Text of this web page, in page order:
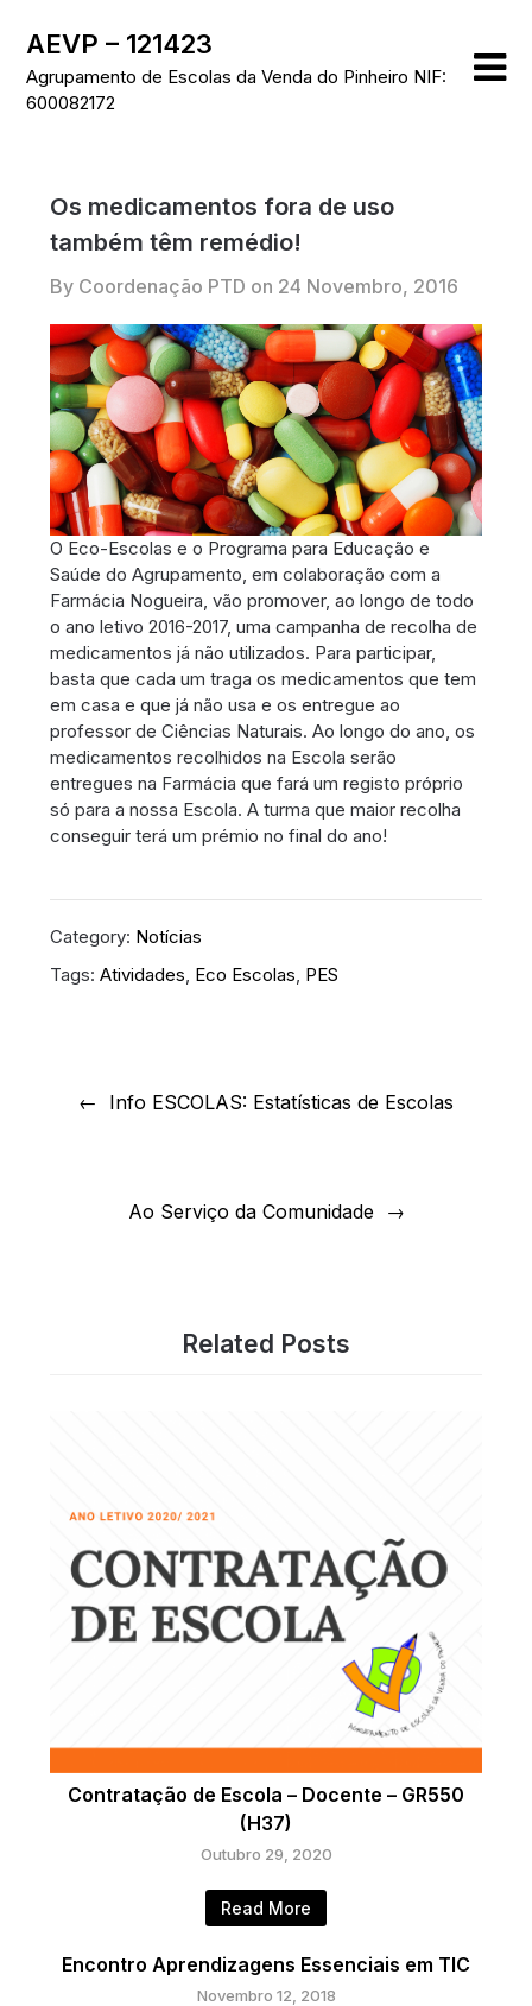
content
AEVP – 121423
Agrupamento de Escolas da Venda do Pinheiro NIF:
600082172
Os medicamentos fora de uso
também têm remédio!
By Coordenação PTD on 24 Novembro, 2016
O Eco-Escolas e o Programa para Educação e
Saúde do Agrupamento, em colaboração com a
Farmácia Nogueira, vão promover, ao longo de todo
o ano letivo 2016-2017, uma campanha de recolha de
medicamentos já não utilizados. Para participar,
basta que cada um traga os medicamentos que tem
em casa e que já não usa e os entregue ao
professor de Ciências Naturais. Ao longo do ano, os
medicamentos recolhidos na Escola serão
entregues na Farmácia que fará um registo próprio
só para a nossa Escola. A turma que maior recolha
conseguir terá um prémio no final do ano!
Category: Notícias
Tags:Atividades, Eco Escolas, PES
Info ESCOLAS: Estatísticas de Escolas
Ao Serviço da Comunidade
Related Posts
Contratação de Escola – Docente – GR550
(H37)
Outubro 29, 2020
Read More
Encontro Aprendizagens Essenciais em TIC
Novembro 12, 2018